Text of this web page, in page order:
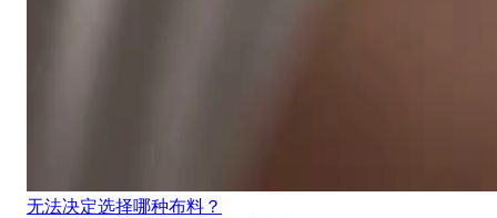
无法决定选择哪种布料？